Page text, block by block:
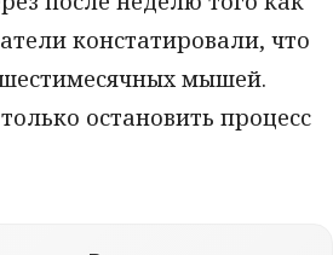
констатировали, что
мышей.
остановить процесс